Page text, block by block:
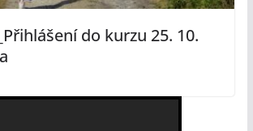
do kurzu 25. 10.